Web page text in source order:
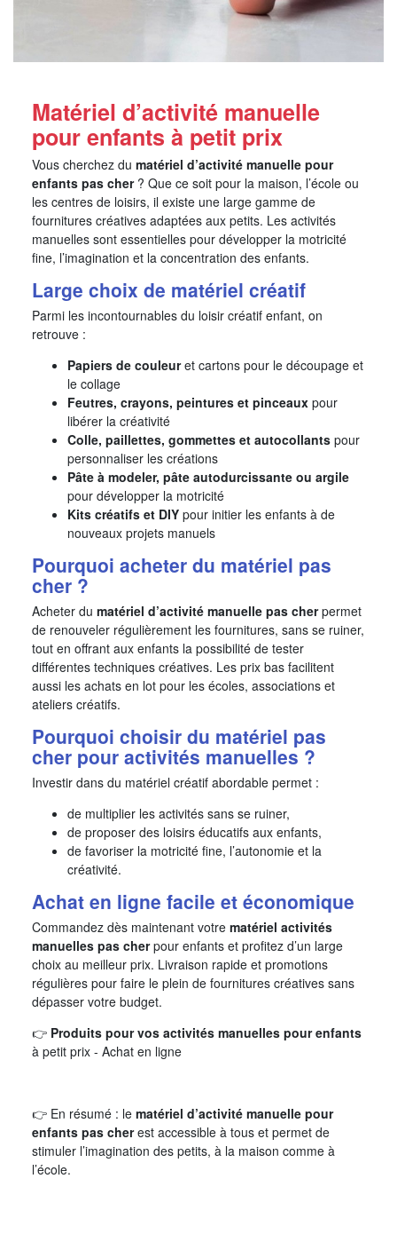
Matériel d’activité manuelle
pour enfants à petit prix
Vous cherchez du matériel d’activité manuelle pour
enfants pas cher? Que ce soit pour la maison, l’école ou
les centres de loisirs, il existe une large gamme de
fournitures créatives adaptées aux petits. Les activités
manuelles sont essentielles pour développer la motricité
fine, l’imagination et la concentration des enfants.
Large choix de matériel créatif
Parmi les incontournables du loisir créatif enfant, on
retrouve :
Papiers de couleuret cartons pour le découpage et
le collage
Feutres, crayons, peintures et pinceaux pour
libérer la créativité
Colle, paillettes, gommettes et autocollants pour
personnaliser les créations
Pâte à modeler, pâte autodurcissante ou argile
pour développer la motricité
Kits créatifs et DIY pour initier les enfants à de
nouveaux projets manuels
Pourquoi acheter du matériel pas
cher ?
Acheter du matériel d’activité manuelle pas cherpermet
de renouveler régulièrement les fournitures, sans se ruiner,
tout en offrant aux enfants la possibilité de tester
différentes techniques créatives. Les prix bas facilitent
aussi les achats en lot pour les écoles, associations et
ateliers créatifs.
Pourquoi choisir du matériel pas
cher pour activités manuelles ?
Investir dans du matériel créatif abordable permet :
de multiplier les activités sans se ruiner,
de proposer des loisirs éducatifs aux enfants,
de favoriser la motricité fine, l’autonomie et la
créativité.
Achat en ligne facile et économique
Commandez dès maintenant votre matériel activités
manuelles pas cherpour enfants et profitez d’un large
choix au meilleur prix. Livraison rapide et promotions
régulières pour faire le plein de fournitures créatives sans
dépasser votre budget.
👉 Produits pour vos activités manuelles pour enfants
à petit prix - Achat en ligne
👉 En résumé : le matériel d’activité manuelle pour
enfants pas cherest accessible à tous et permet de
stimuler l’imagination des petits, à la maison comme à
l’école.